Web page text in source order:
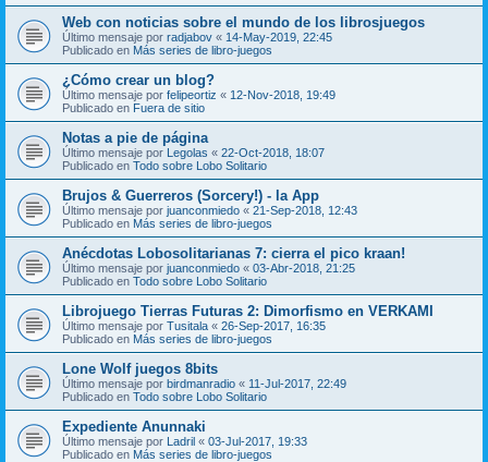
Web con noticias sobre el mundo de los librosjuegos
Último mensaje por radjabov « 14-May-2019, 22:45
Publicado en Más series de libro-juegos
¿Cómo crear un blog?
Último mensaje por felipeortiz « 12-Nov-2018, 19:49
Publicado en Fuera de sitio
Notas a pie de página
Último mensaje por Legolas « 22-Oct-2018, 18:07
Publicado en Todo sobre Lobo Solitario
Brujos & Guerreros (Sorcery!) - la App
Último mensaje por juanconmiedo « 21-Sep-2018, 12:43
Publicado en Más series de libro-juegos
Anécdotas Lobosolitarianas 7: cierra el pico kraan!
Último mensaje por juanconmiedo « 03-Abr-2018, 21:25
Publicado en Todo sobre Lobo Solitario
Librojuego Tierras Futuras 2: Dimorfismo en VERKAMI
Último mensaje por Tusitala « 26-Sep-2017, 16:35
Publicado en Más series de libro-juegos
Lone Wolf juegos 8bits
Último mensaje por birdmanradio « 11-Jul-2017, 22:49
Publicado en Todo sobre Lobo Solitario
Expediente Anunnaki
Último mensaje por Ladril « 03-Jul-2017, 19:33
Publicado en Más series de libro-juegos